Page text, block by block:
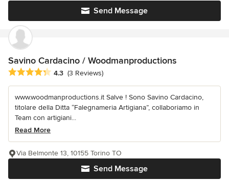
Send Message
Savino Cardacino / Woodmanproductions
Average rating: 4.3 out of 5 stars
4.3 (3 Reviews)
www.woodmanproductions.it Salve ! Sono Savino Cardacino,
titolare della Ditta “Falegnameria Artigiana”, collaboriamo in
Team con artigiani...
Read More
Send Message
Via Belmonte 13, 10155 Torino TO